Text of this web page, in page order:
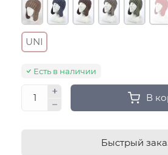
UNI
Есть в наличии
В
Быстрый